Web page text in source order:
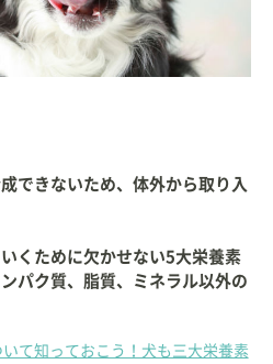
できないため、体外から取り入
くために欠かせない5大栄養素
パク質、脂質、ミネラル以外の
て知っておこう！犬も三大栄養素